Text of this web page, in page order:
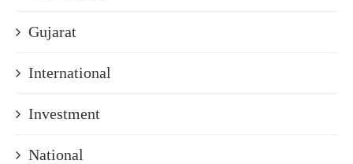
Gujarat
International
Investment
National